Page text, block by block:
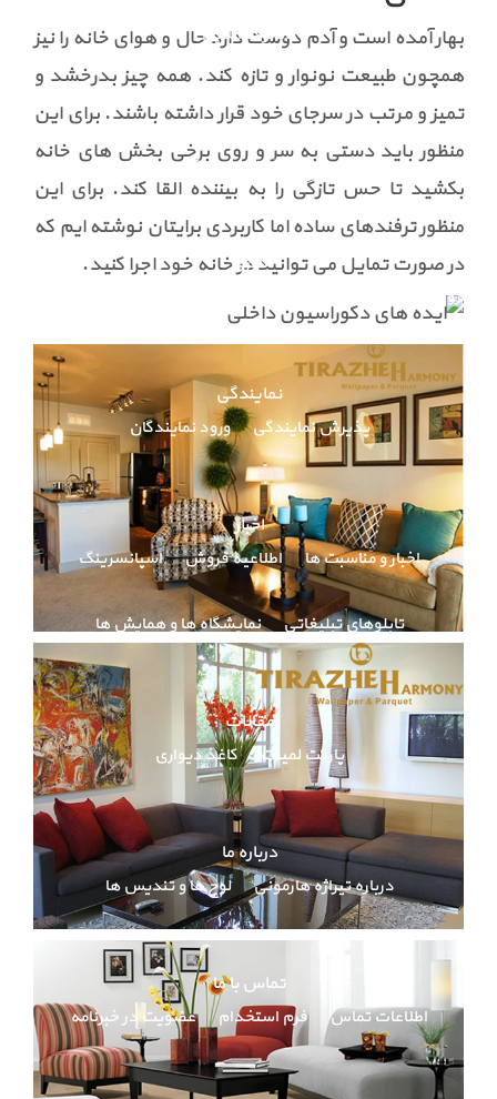
کاتالوگ آنلاین
پارکت لمینت
مربعی
رنگ تیره رنگ روشن
گالری
پروژه های انجام شده کاغذ دیواری
نمایندگی
پذیرش نمایندگی ورود نمایندگان
اخبار
اخبار و مناسبت ها اطلاعیه فروش اسپانسرینگ
تابلوهای تبلیغاتی نمایشگاه ها و همایش ها
مقالات
پارکت لمینت کاغذ دیواری
درباره ما
درباره تیراژه هارمونی لوح ها و تندیس ها
تماس با ما
اطلاعات تماس فرم استخدام عضویت در خبرنامه
بهار آمده است و آدم دوست دارد حال و هوای خانه را نیز
همچون طبیعت نونوار و تازه کند. همه چیز بدرخشد و
تمیز و مرتب در سرجای خود قرار داشته باشند. برای این
منظور باید دستی به سر و روی برخی بخش های خانه
بکشید تا حس تازگی را به بیننده القا کند. برای این
منظور ترفندهای ساده اما کاربردی برایتان نوشته ایم که
در صورت تمایل می توانید در خانه خود اجرا کنید.